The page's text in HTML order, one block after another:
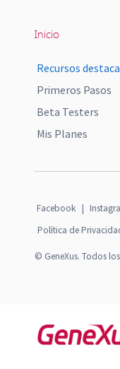
Inicio
Recursos
Primeros Pasos
Beta Testers
Mis Planes
Facebook |
Política de
© GeneXus. Todos